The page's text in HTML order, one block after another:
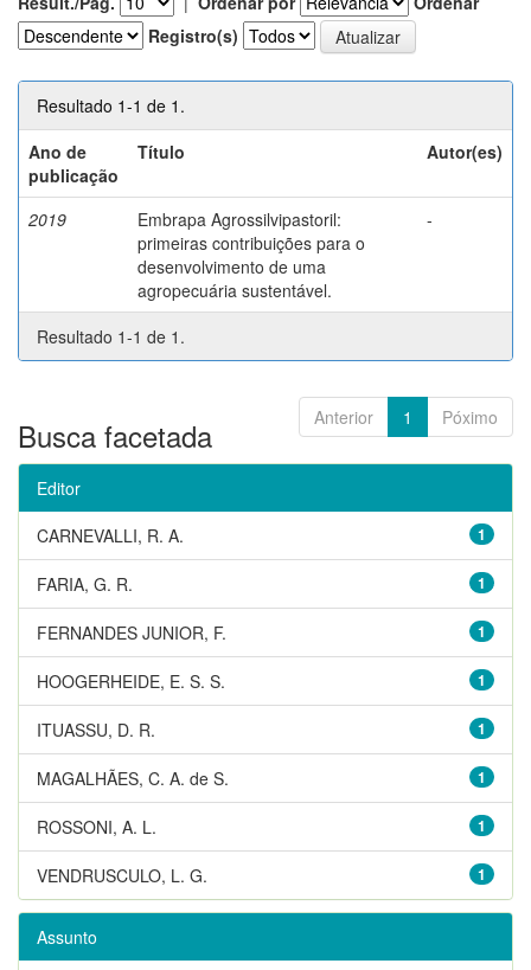
Registro(s)
Resultado 1-1 de 1.
Ano de
publicação
Título Autor(es)
2019
Embrapa Agrossilvipastoril:
primeiras contribuições para o
desenvolvimento de uma
agropecuária sustentável.
-
Resultado 1-1 de 1.
Anterior 1 Póximo
Busca facetada
Editor
1
CARNEVALLI, R. A.
1
FARIA, G. R.
1
FERNANDES JUNIOR, F.
1
HOOGERHEIDE, E. S. S.
1
ITUASSU, D. R.
1
MAGALHÃES, C. A. de S.
1
ROSSONI, A. L.
1
VENDRUSCULO, L. G.
Assunto